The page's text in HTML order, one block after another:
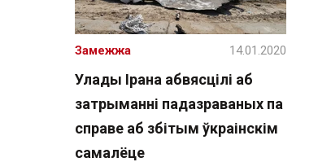
Улады Ірана абвясцілі аб
затрыманні падазраваных па
справе аб збітым ўкраінскім
самалёце
Замежжа 14.01.2020